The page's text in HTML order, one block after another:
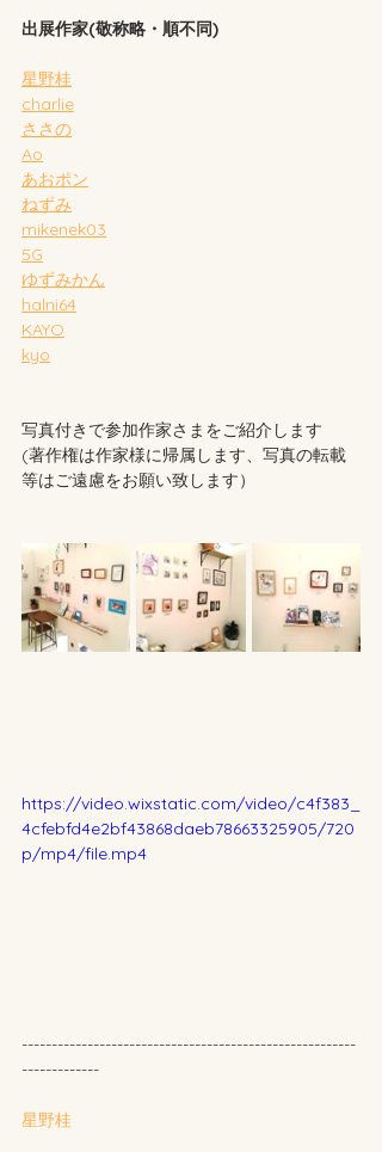
出展作家(敬称略・順不同)
星野桂
charlie
ささの
Ao
あおポン
ねずみ
mikenek03
5G
ゆずみかん
halni64
KAYO
kyo
写真付きで参加作家さまをご紹介します
(著作権は作家様に帰属します、写真の転載
等はご遠慮をお願い致します）
https://video.wixstatic.com/video/c4f383_
4cfebfd4e2bf43868daeb78663325905/720
p/mp4/file.mp4
--------------------------------------------------------
-------------
星野桂